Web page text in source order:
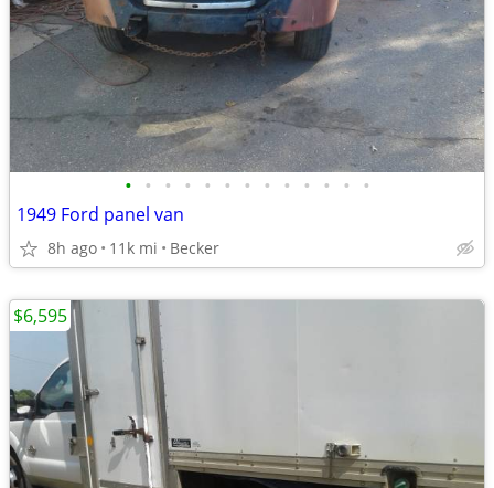
• • • • • • • • • • • • •
1949 Ford panel van
8h ago 11k mi Becker
$6,595